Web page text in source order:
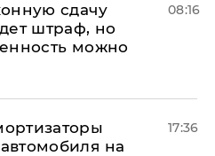
сдачу
штраф, но
можно
08:16
на
17:36